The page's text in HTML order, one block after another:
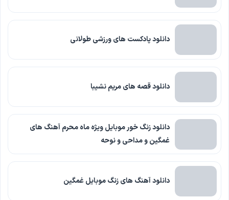
دانلود پادکست های ورزشی طولانی
دانلود قصه های مریم نشیبا
دانلود زنگ خور موبایل ویژه ماه محرم آهنگ های
غمگین و مداحی و نوحه
دانلود آهنگ های زنگ موبایل غمگین